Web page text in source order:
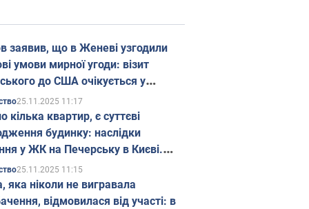
заявив, що в Женеві узгодили
умови мирної угоди: візит
до США очікується у
25.11.2025 11:17
кілька квартир, є суттєві
будинку: наслідки
у ЖК на Печерську в Києві.
25.11.2025 11:15
яка ніколи не вигравала
відмовилася від участі: в